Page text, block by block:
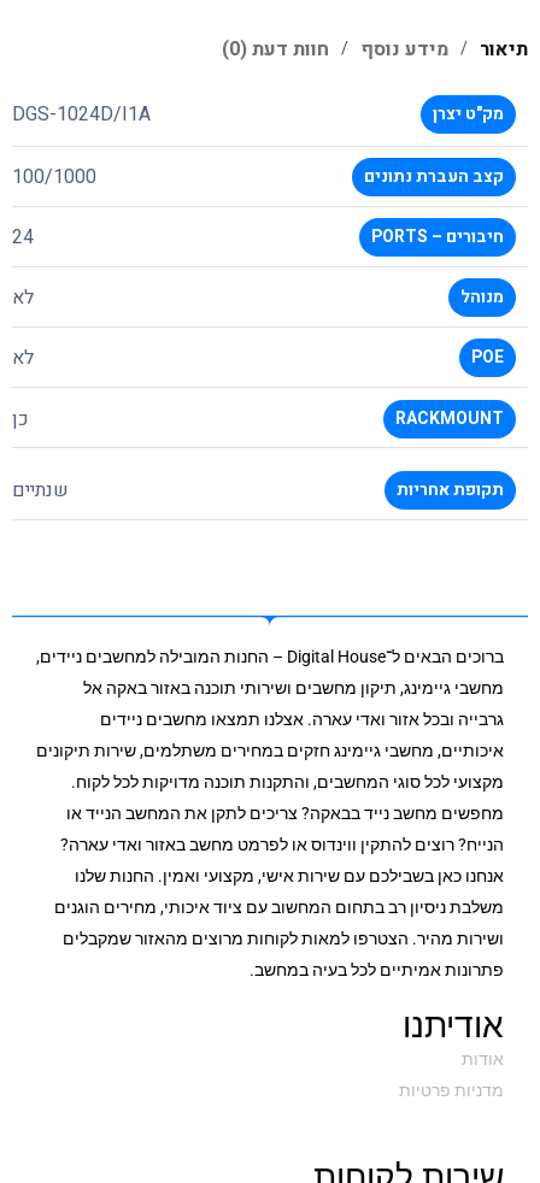
תיאור מידע נוסף חוות דעת (0)
מק"ט יצרן DGS-1024D/I1A
קצב העברת נתונים 100/1000
חיבורים – PORTS 24
מנוהל לא
POE לא
RACKMOUNT כן
תקופת אחריות שנתיים
ברוכים הבאים ל־Digital House – החנות המובילה למחשבים ניידים,
מחשבי גיימינג, תיקון מחשבים ושירותי תוכנה באזור באקה אל
גרבייה ובכל אזור ואדי עארה. אצלנו תמצאו מחשבים ניידים
איכותיים, מחשבי גיימינג חזקים במחירים משתלמים, שירות תיקונים
מקצועי לכל סוגי המחשבים, והתקנות תוכנה מדויקות לכל לקוח.
מחפשים מחשב נייד בבאקה? צריכים לתקן את המחשב הנייד או
הנייח? רוצים להתקין ווינדוס או לפרמט מחשב באזור ואדי עארה?
אנחנו כאן בשבילכם עם שירות אישי, מקצועי ואמין. החנות שלנו
משלבת ניסיון רב בתחום המחשוב עם ציוד איכותי, מחירים הוגנים
ושירות מהיר. הצטרפו למאות לקוחות מרוצים מהאזור שמקבלים
פתרונות אמיתיים לכל בעיה במחשב.
אודיתנו
אודות
מדניות פרטיות